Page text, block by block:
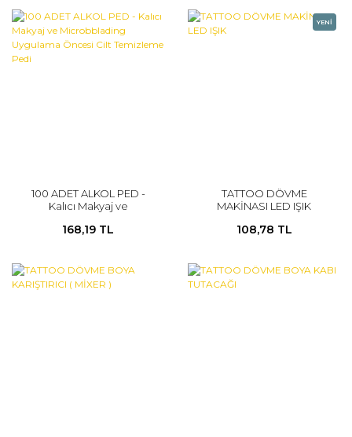
100 ADET ALKOL PED -
Kalıcı Makyaj ve
Öncesi Cilt Temizleme
168,19 TL
YENİ
TATTOO DÖVME
MAKİNASI LED IŞIK
108,78 TL